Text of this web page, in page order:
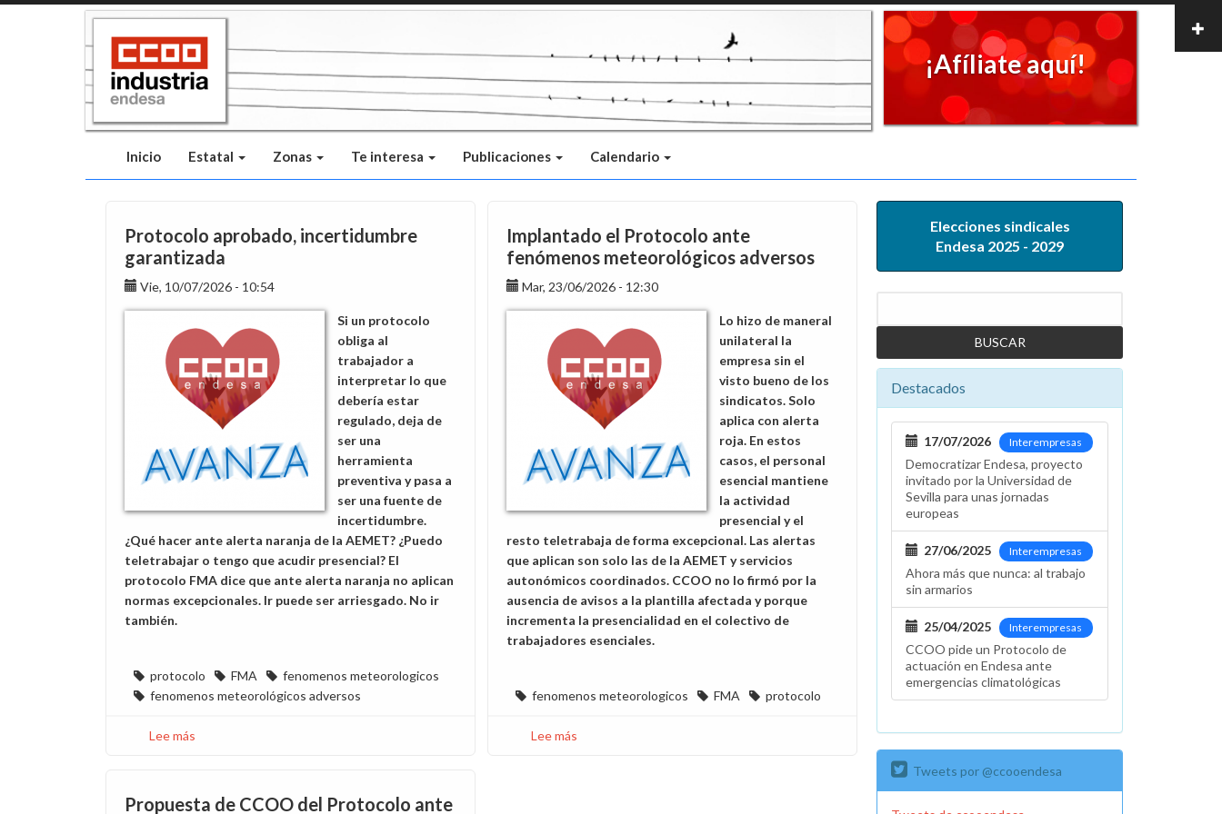
¡Afíliate aquí!
Inicio Estatal Zonas Te interesa Publicaciones Calendario
Protocolo aprobado, incertidumbre
garantizada
Vie, 10/07/2026 - 10:54
Si un protocolo
obliga al
trabajador a
interpretar lo que
debería estar
regulado, deja de
ser una
herramienta
preventiva y pasa a
ser una fuente de
incertidumbre.
¿Qué hacer ante alerta naranja de la AEMET? ¿Puedo
teletrabajar o tengo que acudir presencial? El
protocolo FMA dice que ante alerta naranja no aplican
normas excepcionales. Ir puede ser arriesgado. No ir
también.
protocolo FMA
fenomenos meteorologicos
fenomenos meteorológicos adversos
Lee más
incertidumbre
Implantado el Protocolo ante
fenómenos meteorológicos adversos
Mar, 23/06/2026 - 12:30
Lo hizo de maneral
unilateral la
empresa sin el
visto bueno de los
sindicatos. Solo
aplica con alerta
roja. En estos
casos, el personal
esencial mantiene
la actividad
presencial y el
resto teletrabaja de forma excepcional. Las alertas
que aplican son solo las de la AEMET y servicios
autonómicos coordinados. CCOO no lo firmó por la
ausencia de avisos a la plantilla afectada y porque
incrementa la presencialidad en el colectivo de
trabajadores esenciales.
fenomenos meteorologicos FMA protocolo
Lee más
Propuesta de CCOO del Protocolo ante
Elecciones sindicales
Endesa 2025 - 2029
Destacados
Interempresas
17/07/2026
Democratizar Endesa, proyecto
invitado por la Universidad de
Sevilla para unas jornadas
europeas
Interempresas
27/06/2025
Ahora más que nunca: al trabajo
sin armarios
Interempresas
25/04/2025
CCOO pide un Protocolo de
actuación en Endesa ante
emergencias climatológicas
Tweets por @ccooendesa